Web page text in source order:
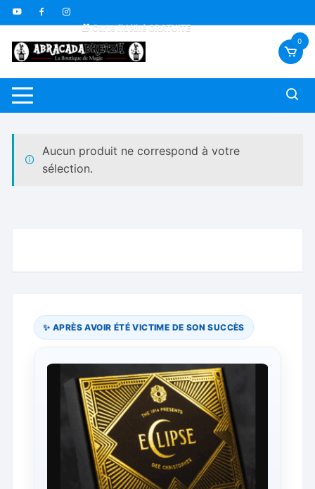
Aller
au
contenu
🎁 Carte fidélité GRATUITE
🎬 Vidéos sous-titrées FR *
0
Aucun produit ne correspond à votre
sélection.
✨ APRÈS AVOIR ÉTÉ VICTIME DE SON SUCCÈS